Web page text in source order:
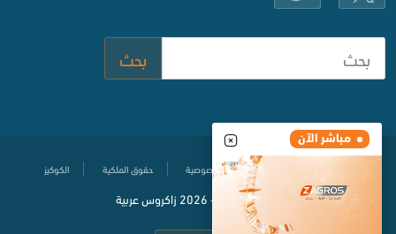
مباشر الآن
بحث
سياسة حماية الخصوصية حقوق الملكية الكوكيز
© جميع الحقوق محفوظة2020- 2026 زاكروس عربية